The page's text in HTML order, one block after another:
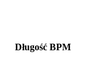
Długość BPM